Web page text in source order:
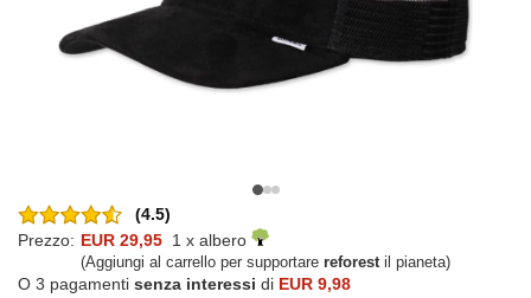
(4.5)
Prezzo: EUR 29,95 1 x albero
(Aggiungi al carrello per supportare reforestil pianeta)
O 3 pagamenti senza interessi di EUR 9,98